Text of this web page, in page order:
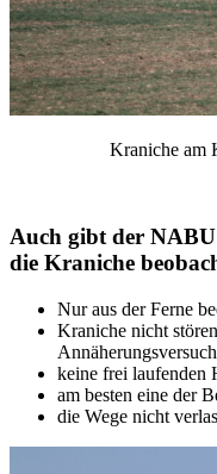
Kraniche am
Auch gibt der
die Kraniche
Nur aus der Ferne
Kraniche nicht
keine frei laufenden
am besten eine der
die Wege nicht